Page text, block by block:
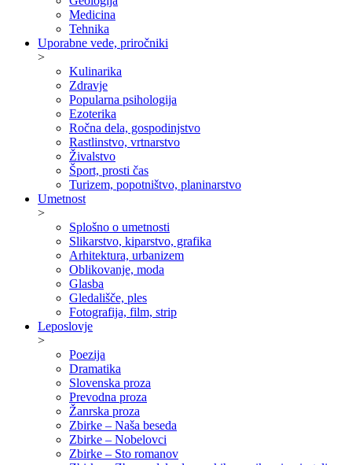
Medicina
Tehnika
Uporabne vede, priročniki
>
Kulinarika
Zdravje
Popularna psihologija
Ezoterika
Ročna dela, gospodinjstvo
Rastlinstvo, vrtnarstvo
Živalstvo
Šport, prosti čas
Turizem, popotništvo, planinarstvo
Umetnost
>
Splošno o umetnosti
Slikarstvo, kiparstvo, grafika
Arhitektura, urbanizem
Oblikovanje, moda
Glasba
Gledališče, ples
Fotografija, film, strip
Leposlovje
>
Poezija
Dramatika
Slovenska proza
Prevodna proza
Žanrska proza
Zbirke – Naša beseda
Zbirke – Nobelovci
Zbirke – Sto romanov